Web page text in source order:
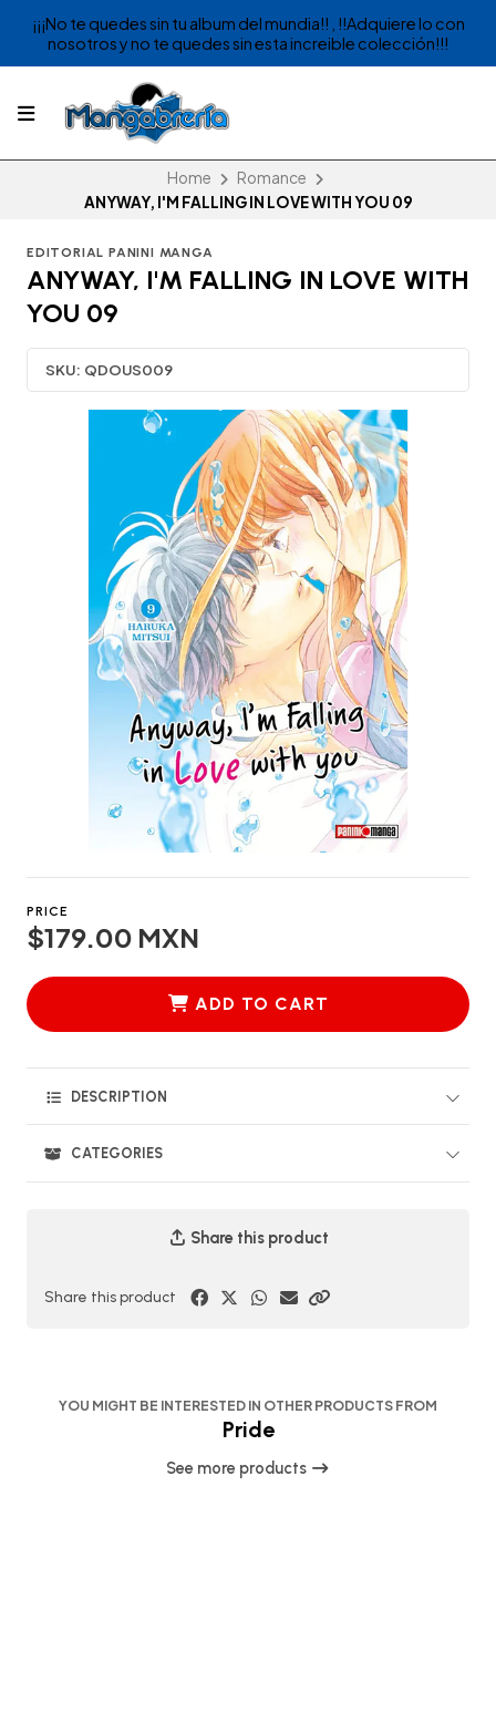
¡¡¡No te quedes sin tu album del mundia!! , !!Adquiere lo con
nosotros y no te quedes sin esta increible colección!!!
Home
Romance
ANYWAY, I'M FALLING IN LOVE WITH YOU 09
EDITORIAL PANINI MANGA
ANYWAY, I'M FALLING IN LOVE WITH
YOU 09
SKU: QDOUS009
PRICE
$179.00 MXN
ADD TO CART
DESCRIPTION
CATEGORIES
Share this product
Share this product
YOU MIGHT BE INTERESTED IN OTHER PRODUCTS FROM
Pride
See more products